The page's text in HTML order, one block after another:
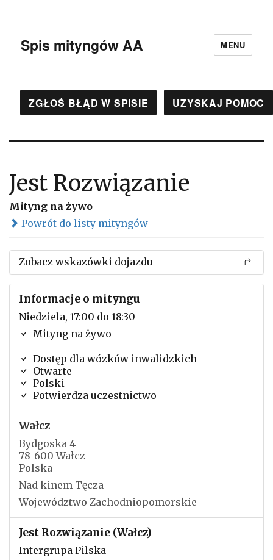
Spis mityngów AA MENU
ZGŁOŚ BŁĄD W SPISIE UZYSKAJ POMOC
Jest Rozwiązanie
Mityng na żywo
Powrót do listy mityngów
Zobacz wskazówki dojazdu
Informacje o mityngu
Niedziela, 17:00 do 18:30
Mityng na żywo
Dostęp dla wózków inwalidzkich
Otwarte
Polski
Potwierdza uczestnictwo
Wałcz
Bydgoska 4
78-600 Wałcz
Polska
Nad kinem Tęcza
Województwo Zachodniopomorskie
Jest Rozwiązanie (Wałcz)
Intergrupa Pilska